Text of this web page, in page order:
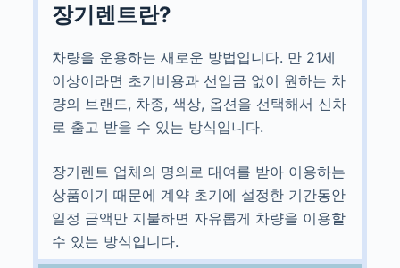
장기렌트란?
차량을 운용하는 새로운 방법입니다. 만 21세
이상이라면 초기비용과 선입금 없이 원하는 차
량의 브랜드, 차종, 색상, 옵션을 선택해서 신차
로 출고 받을 수 있는 방식입니다.
장기렌트 업체의 명의로 대여를 받아 이용하는
상품이기 때문에 계약 초기에 설정한 기간동안
일정 금액만 지불하면 자유롭게 차량을 이용할
수 있는 방식입니다.